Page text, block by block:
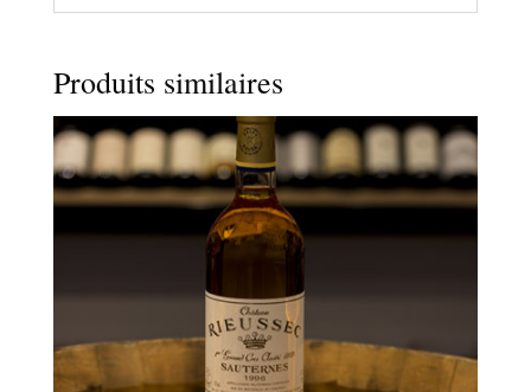
Produits similaires